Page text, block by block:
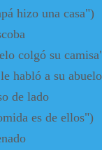
hizo una casa")
colgó su
habló a su
de lado
es de ellos")